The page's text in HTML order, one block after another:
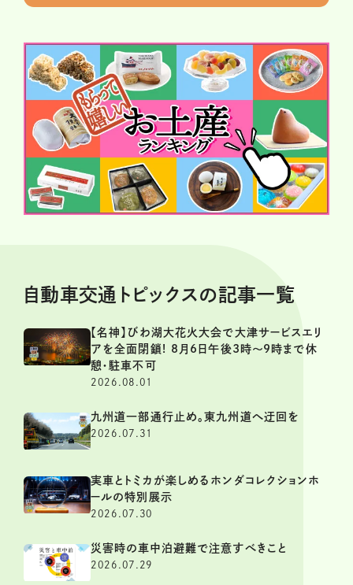
自動車交通トピックスの記事一覧
【名神】びわ湖大花火大会で大津サービスエリ
アを全面閉鎖! 8月6日午後3時～9時まで休
憩・駐車不可
2026.08.01
九州道一部通行止め。東九州道へ迂回を
2026.07.31
実車とトミカが楽しめるホンダコレクションホ
ールの特別展示
2026.07.30
災害時の車中泊避難で注意すべきこと
2026.07.29